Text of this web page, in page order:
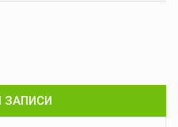
ЗАПИСИ